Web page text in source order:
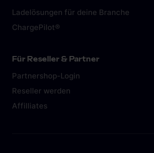
Ladelösungen für deine Branche
ChargePilot®
Für Reseller & Partner
Partnershop-Login
Reseller werden
Affilliates